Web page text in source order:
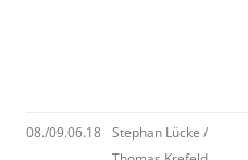
08./09.06.18 Stephan Lücke /